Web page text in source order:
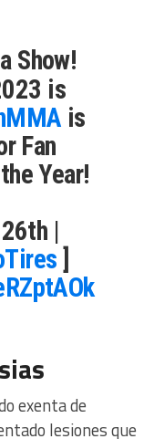
Show!
is
is
Fan
Year!
|
]
exenta de
lesiones que